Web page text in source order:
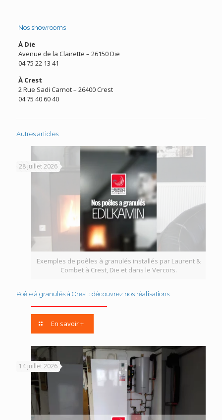
Nos showrooms
À Die
Avenue de la Clairette – 26150 Die
04 75 22 13 41
À Crest
2 Rue Sadi Carnot – 26400 Crest
04 75 40 60 40
Autres articles
Exemples de poêles à granulés installés par Laurent &
Combet à Crest, Die et dans le Vercors.
28 juillet 2026
Poêle à granulés à Crest : découvrez nos réalisations
En savoir +
14 juillet 2026